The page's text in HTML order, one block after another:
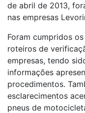
de abril de 2013,
nas empresas
Foram cumpridos
roteiros de
empresas, tendo
informações
procedimentos.
esclarecimentos
pneus de